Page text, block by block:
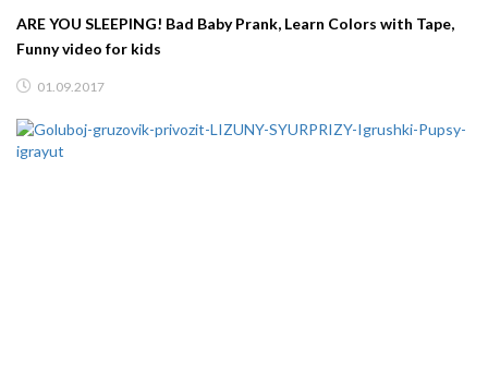
ARE YOU SLEEPING! Bad Baby Prank, Learn Colors with Tape,
Funny video for kids
01.09.2017